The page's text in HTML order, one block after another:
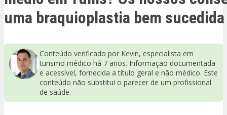
uma braquioplastia bem
Conteúdo verificado por Kevin, especialista em
turismo médico há 7 anos. Informação documentada
e acessível, fornecida a título geral e não médico. Este
conteúdo não substitui o parecer de um profissional
de saúde.